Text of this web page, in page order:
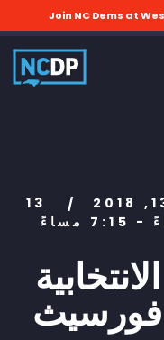
Join NC Dems at
/